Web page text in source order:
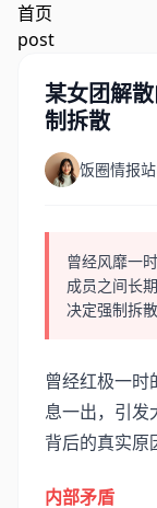
首页
post
某女团解
制拆散
饭圈情报站
曾经风靡一
成员之间长
决定强制拆
曾经红极一时
息一出，引发
背后的真实原
内部矛盾